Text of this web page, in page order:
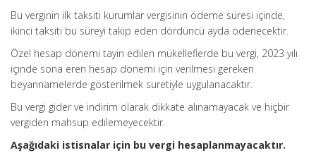
Bu verginin ilk taksiti kurumlar vergisinin ödeme süresi içinde,
ikinci taksiti bu süreyi takip eden dördüncü ayda ödenecektir.
Özel hesap dönemi tayin edilen mükelleflerde bu vergi, 2023 yılı
içinde sona eren hesap dönemi için verilmesi gereken
beyannamelerde gösterilmek suretiyle uygulanacaktır.
Bu vergi gider ve indirim olarak dikkate alınamayacak ve hiçbir
vergiden mahsup edilemeyecektir.
Aşağıdaki istisnalar için bu vergi hesaplanmayacaktır.